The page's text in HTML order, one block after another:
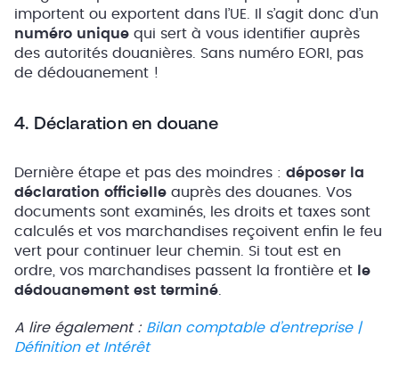
importent ou exportent dans l’UE. Il s’agit donc d’un
numéro unique qui sert à vous identifier auprès
des autorités douanières. Sans numéro EORI, pas
de dédouanement !
4. Déclaration en douane
Dernière étape et pas des moindres : déposer la
déclaration officielle auprès des douanes. Vos
documents sont examinés, les droits et taxes sont
calculés et vos marchandises reçoivent enfin le feu
vert pour continuer leur chemin. Si tout est en
ordre, vos marchandises passent la frontière et
le
dédouanement est terminé
A lire également : Bilan comptable d’entreprise |
Définition et Intérêt